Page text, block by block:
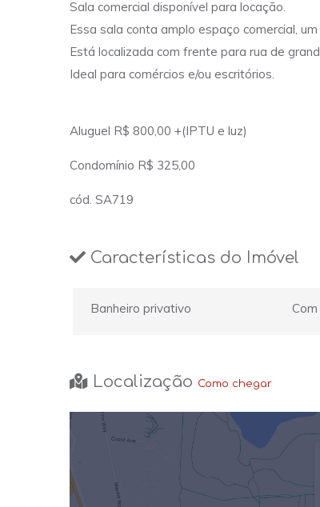
Sala comercial disponível para locação.
Essa sala conta amplo espaço comercial,
Está localizada com frente para rua de
Ideal para comércios e/ou escritórios.
Aluguel R$ 800,00 +(IPTU e luz)
Condomínio R$ 325,00
cód. SA719
Características do Imóvel
Banheiro privativo
Localização Como chegar